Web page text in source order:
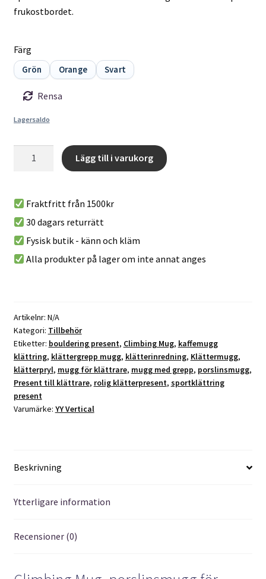
frukostbordet.
Färg
Grön Orange Svart
Rensa
Lagersaldo
En
klättermugg
från
YY
Vertical
Lägg till i varukorg
t
e
r
n
v
e
:
Fraktfritt från 1500kr
30 dagars returrätt
Fysisk butik - känn och kläm
Alla produkter på lager om inte annat anges
Artikelnr: N/A
Kategori: Tillbehör
Etiketter: bouldering present, Climbing Mug, kaffemugg
klättring, klättergrepp mugg, klätterinredning, Klättermugg,
klätterpryl, mugg för klättrare, mugg med grepp, porslinsmugg,
Present till klättrare, rolig klätterpresent, sportklättring
present
Varumärke: YY Vertical
Beskrivning
Ytterligare information
Recensioner (0)